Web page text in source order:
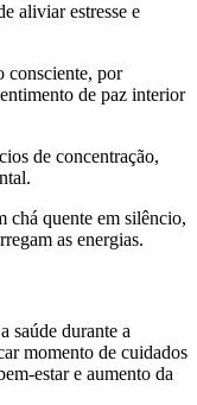
aliviar estresse e
consciente, por
de paz interior
de concentração,
chá quente em silêncio,
as energias.
saúde durante a
momento de cuidados
estar e aumento da